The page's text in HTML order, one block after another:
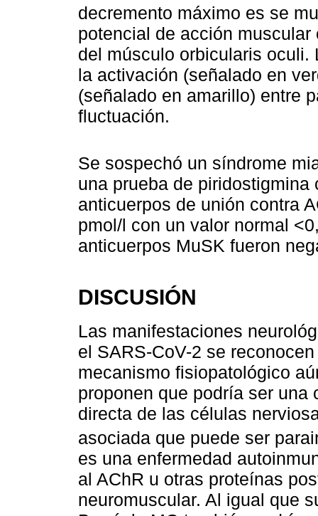
decremento máximo es se
potencial de acción
del músculo orbicularis oculi.
la activación (señalado en
(señalado en amarillo) entre
fluctuación.
Se sospechó un síndrome
una prueba de
anticuerpos de unión contra
pmol/l con un valor normal
anticuerpos MuSK fueron
DISCUSIÓN
Las manifestaciones
el SARS-CoV-2 se
mecanismo fisiopatológico
proponen que podría ser
directa de las células
asociada que puede ser
es una enfermedad
al AChR u otras proteínas
neuromuscular. Al igual que